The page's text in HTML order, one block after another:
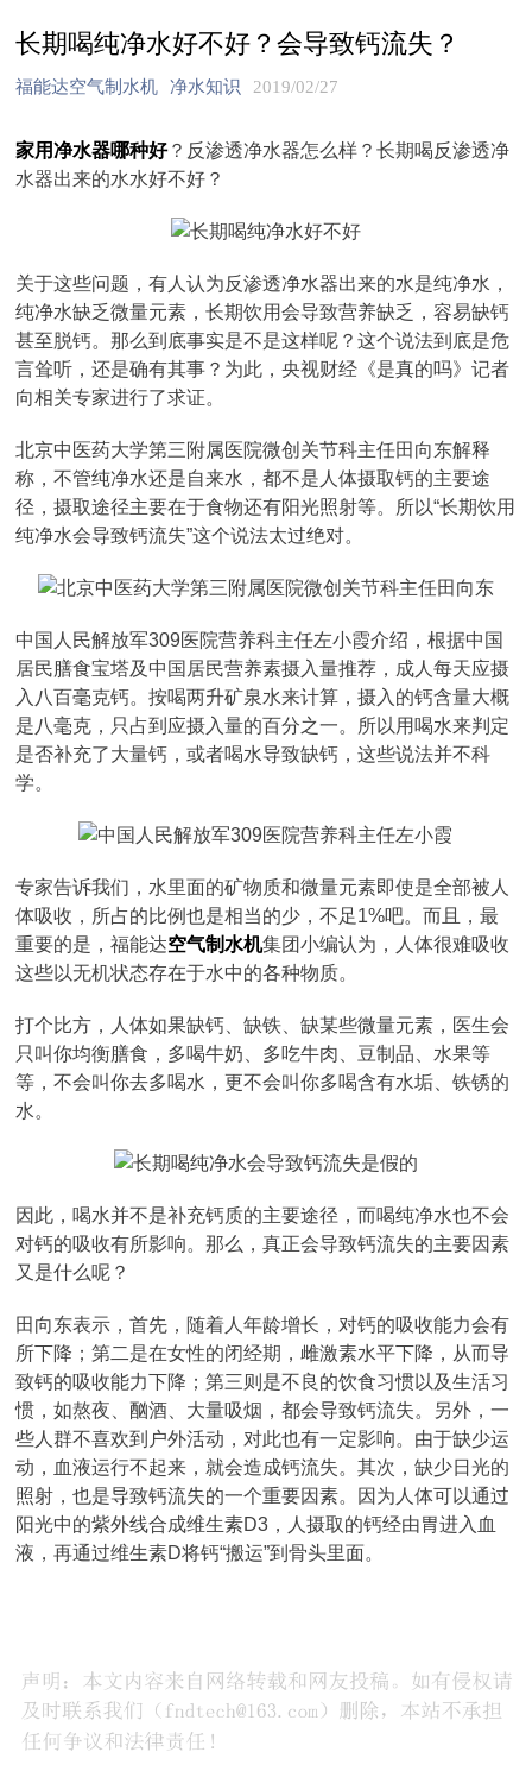
长期喝纯净水好不好？会导致钙流失？
福能达空气制水机 净水知识 2019/02/27
家用净水器哪种好？反渗透净水器怎么样？长期喝反渗透净
水器出来的水水好不好？
关于这些问题，有人认为反渗透净水器出来的水是纯净水，
纯净水缺乏微量元素，长期饮用会导致营养缺乏，容易缺钙
甚至脱钙。那么到底事实是不是这样呢？这个说法到底是危
言耸听，还是确有其事？为此，央视财经《是真的吗》记者
向相关专家进行了求证。
北京中医药大学第三附属医院微创关节科主任田向东解释
称，不管纯净水还是自来水，都不是人体摄取钙的主要途
径，摄取途径主要在于食物还有阳光照射等。所以“长期饮用
纯净水会导致钙流失”这个说法太过绝对。
中国人民解放军309医院营养科主任左小霞介绍，根据中国
居民膳食宝塔及中国居民营养素摄入量推荐，成人每天应摄
入八百毫克钙。按喝两升矿泉水来计算，摄入的钙含量大概
是八毫克，只占到应摄入量的百分之一。所以用喝水来判定
是否补充了大量钙，或者喝水导致缺钙，这些说法并不科
学。
专家告诉我们，水里面的矿物质和微量元素即使是全部被人
体吸收，所占的比例也是相当的少，不足1%吧。而且，最
重要的是，福能达空气制水机集团小编认为，人体很难吸收
这些以无机状态存在于水中的各种物质。
打个比方，人体如果缺钙、缺铁、缺某些微量元素，医生会
只叫你均衡膳食，多喝牛奶、多吃牛肉、豆制品、水果等
等，不会叫你去多喝水，更不会叫你多喝含有水垢、铁锈的
水。
因此，喝水并不是补充钙质的主要途径，而喝纯净水也不会
对钙的吸收有所影响。那么，真正会导致钙流失的主要因素
又是什么呢？
田向东表示，首先，随着人年龄增长，对钙的吸收能力会有
所下降；第二是在女性的闭经期，雌激素水平下降，从而导
致钙的吸收能力下降；第三则是不良的饮食习惯以及生活习
惯，如熬夜、酗酒、大量吸烟，都会导致钙流失。另外，一
些人群不喜欢到户外活动，对此也有一定影响。由于缺少运
动，血液运行不起来，就会造成钙流失。其次，缺少日光的
照射，也是导致钙流失的一个重要因素。因为人体可以通过
阳光中的紫外线合成维生素D3，人摄取的钙经由胃进入血
液，再通过维生素D将钙“搬运”到骨头里面。